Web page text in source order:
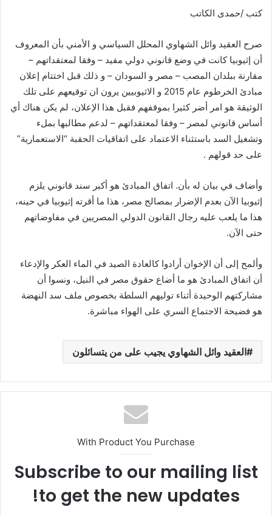
كتب /حمدى الكاتب
صرح العقيد وائل الشهاوي المحلل السياسي و الأمني بأن المعروف
أن إثيوبيا كانت في وضع قانوني دولي مفيد – وفقا لمعتقداتهم –
مقارنة ببلدان المصب – مصر و السودان – و ذلك قبل اختتام إعلان
مبادئ الخرطوم عام 2015 و الاثيوبيين يرون ان توقيعهم على تلك
الوثيقة هو امر أضر كثيرا بموقفهم فقبل هذا الإعلان، لم يكن هناك أي
أساس قانوني لمصر – وفقا لمعتقداتهم – لدعم مطالبها بملء
وتشغيل السد باستثناء الاعتماد على اتفاقيات الحقبة “الاستعمارية”
على حد قولهم .
وأضاف في بيان له بأن. اتفاق المبادئ هو أكبر سند قانوني يلزم
إثيوبيا الآن بعدم الإضرار بمصالح مصر، هذا ما أقرته إثيوبيا في حينه،
هذا ما يلعب عليه رجال القانون الدولي المصريين في مفاوضاتهم
حتى الآن.
وألمح إلى أن الإخوان أرادوا كالعادة الصيد في الماء العكر والإدعاء
أن اتفاق المبادئ هو ما أضاع حقوق مصر في النيل، ونسوا أن
مشاركتهم الوحيدة أثناء توليهم السلطة بخصوص ملف سد النهضة
هو فضيحة الاجتماع السري على الهواء مباشرة.
العقيد وائل الشهاوي يجيب على من يتسائلون
With Product You Purchase
Subscribe to our mailing list
to get the new updates!